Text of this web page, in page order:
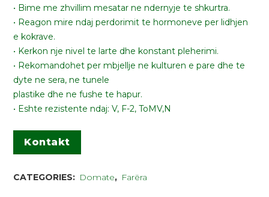
• Bime me zhvillim mesatar ne ndernyje te shkurtra.
• Reagon mire ndaj perdorimit te hormoneve per lidhjen
e kokrave.
• Kerkon nje nivel te larte dhe konstant pleherimi.
• Rekomandohet per mbjellje ne kulturen e pare dhe te
dyte ne sera, ne tunele
plastike dhe ne fushe te hapur.
• Eshte rezistente ndaj: V, F-2, ToMV,N
Kontakt
CATEGORIES: Domate, Farëra